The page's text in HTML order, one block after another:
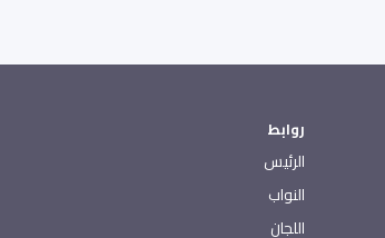
روابط
الرئيس
النواب
اللجان